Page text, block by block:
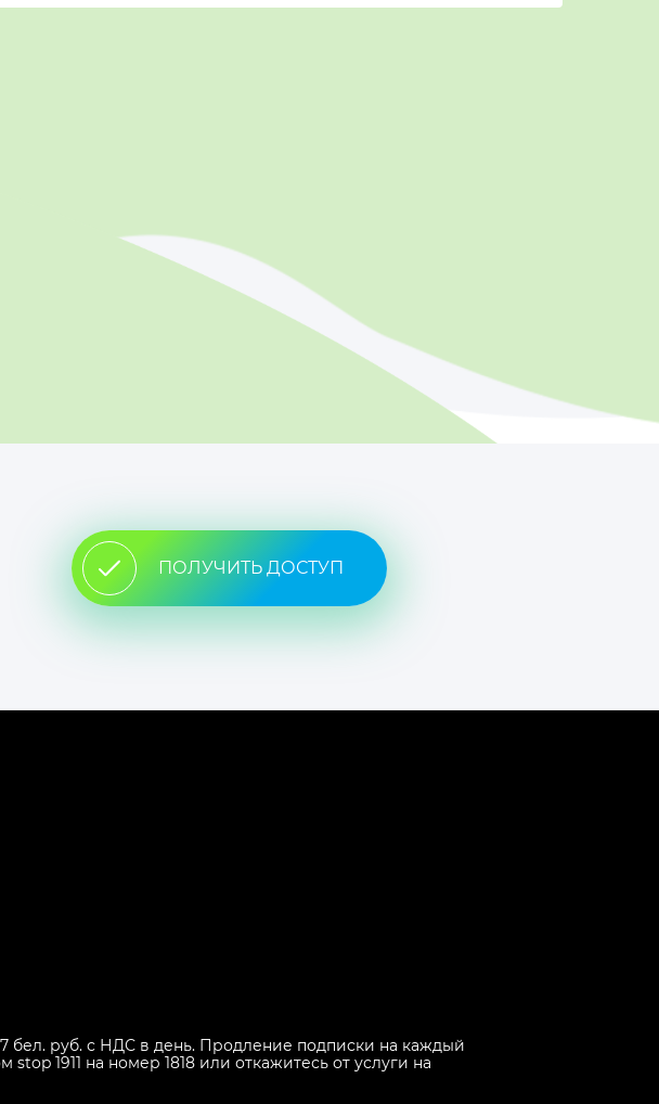
ПОЛУЧИТЬ ДОСТУП
бел. руб. с НДС в день. Продление подписки на каждый
1911 на номер 1818 или откажитесь от услуги на